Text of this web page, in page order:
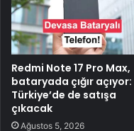
Redmi Note 17 Pro Max,
bataryada çığır açıyor:
Türkiye’de de satışa
çıkacak
Ağustos 5, 2026